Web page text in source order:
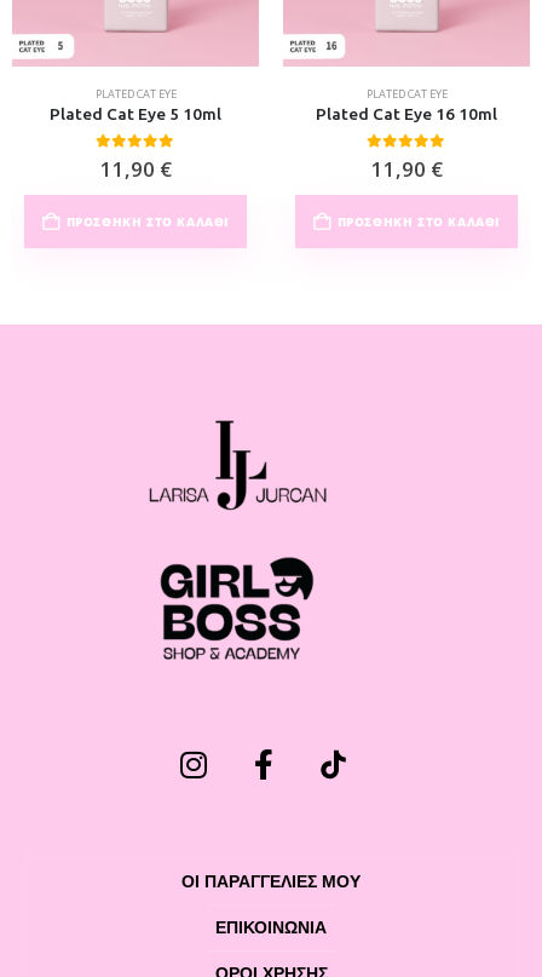
PLATED CAT EYE
Plated Cat Eye 5 10ml
0out of 5
11,90 €
ΠΡΟΣΘΉΚΗ ΣΤΟ ΚΑΛΆΘΙ
PLATED CAT EYE
Plated Cat Eye 16 10ml
0out of 5
11,90 €
ΠΡΟΣΘΉΚΗ ΣΤΟ ΚΑΛΆΘΙ
ΟΙ ΠΑΡΑΓΓΕΛΙΕΣ ΜΟΥ
ΕΠΙΚΟΙΝΩΝΊΑ